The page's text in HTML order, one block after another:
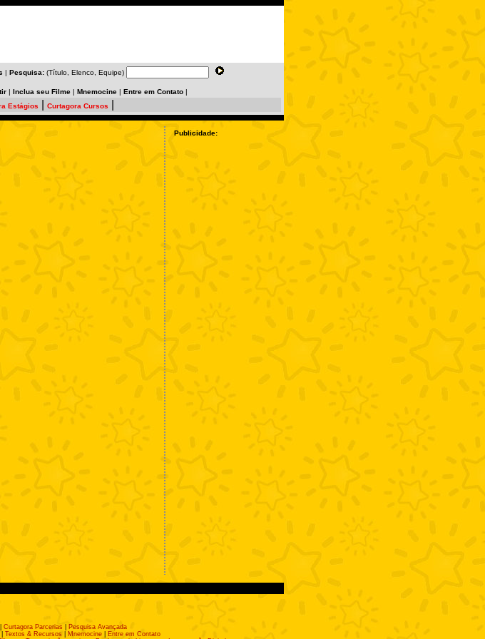
| Pesquisa: (Título, Elenco, Equipe)
| Inclua seu Filme | Mnemocine | Entre em Contato |
Estágios Curtagora Cursos
Publicidade:
Curtagora Parcerias
Pesquisa Avançada
Textos & Recursos Mnemocine|
Entre em Contato